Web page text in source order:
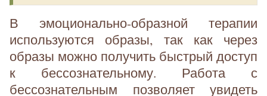
В эмоционально-образной терапии
используются образы, так как через
образы можно получить быстрый доступ
к бессознательному. Работа с
бессознательным позволяет увидеть